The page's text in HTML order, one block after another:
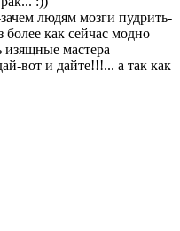
людям мозги пудрить-
как сейчас модно
изящные мастера
вот и дайте!!!... а так как